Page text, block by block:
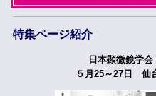
特集ページ紹介
日本顕微鏡学
５月25～27日 仙